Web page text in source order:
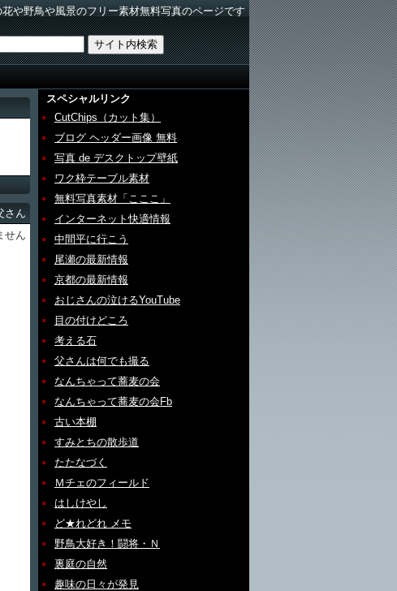
花や野鳥や風景のフリー素材無料写真のページです
ん
せん
スペシャルリンク
CutChips（カット集）
ブログ ヘッダー画像 無料
写真 de デスクトップ壁紙
ワク枠テーブル素材
無料写真素材「こここ」
インターネット快適情報
中間平に行こう
尾瀬の最新情報
京都の最新情報
おじさんの泣けるYouTube
目の付けどころ
考える石
父さんは何でも撮る
なんちゃって蕎麦の会
なんちゃって蕎麦の会Fb
古い本棚
すみとちの散歩道
たたなづく
Ｍチェのフィールド
はしけやし
ど★れどれ メモ
野鳥大好き！闘将・Ｎ
裏庭の自然
趣味の日々が発見